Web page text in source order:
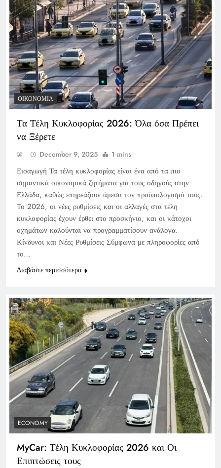
ΟΙΚΟΝΟΜΊΑ
Τα Τέλη Κυκλοφορίας 2026: Όλα όσα Πρέπει
να Ξέρετε
December 9, 2025 1 mins
Εισαγωγή Τα τέλη κυκλοφορίας είναι ένα από τα πιο
σημαντικά οικονομικά ζητήματα για τους οδηγούς στην
Ελλάδα, καθώς επηρεάζουν άμεσα τον προϋπολογισμό τους.
Το 2026, οι νέες ρυθμίσεις και οι αλλαγές στα τέλη
κυκλοφορίας έχουν έρθει στο προσκήνιο, και οι κάτοχοι
οχημάτων καλούνται να προγραμματίσουν ανάλογα.
Κίνδυνοι και Νέες Ρυθμίσεις Σύμφωνα με πληροφορίες από
το…
Διαβάστε περισσότερα
ECONOMY
MyCar: Τέλη Κυκλοφορίας 2026 και Οι
Επιπτώσεις τους